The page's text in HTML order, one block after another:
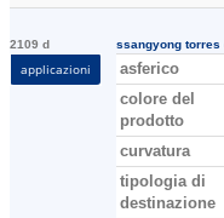
2109 d
applicazioni
ssangyong torres
asferico
colore del
prodotto
curvatura
tipologia di
destinazione